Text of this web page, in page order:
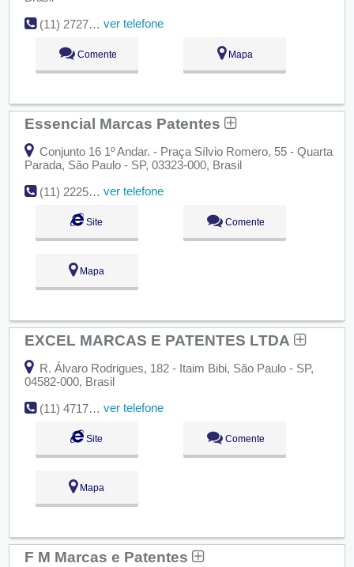
(11) 2727-2606
ver telefone
Comente Mapa
Essencial Marcas Patentes
Conjunto 16 1º Andar. - Praça Sílvio Romero, 55 - Quarta
Parada, São Paulo - SP, 03323-000, Brasil
(11) 2225-8700
ver telefone
Site Comente
Mapa
EXCEL MARCAS E PATENTES LTDA
R. Álvaro Rodrigues, 182 - Itaim Bibi, São Paulo - SP,
04582-000, Brasil
(11) 4717-1650
ver telefone
Site Comente
Mapa
F M Marcas e Patentes